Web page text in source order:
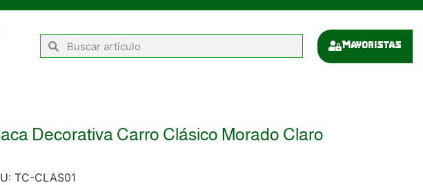
Mayoristas
Decorativa Carro Clásico Morado Claro
TC-CLAS01